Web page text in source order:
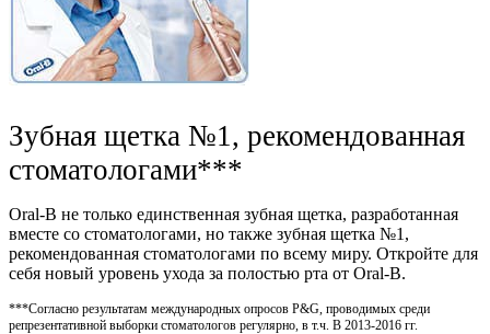
Зубная щетка №1, рекомендованная
стоматологами***
Oral-B не только единственная зубная щетка, разработанная
вместе со стоматологами, но также зубная щетка №1,
рекомендованная стоматологами по всему миру. Откройте для
себя новый уровень ухода за полостью рта от Oral-B.
***Согласно результатам международных опросов P&G, проводимых среди
репрезентативной выборки стоматологов регулярно, в т.ч. В 2013-2016 гг.